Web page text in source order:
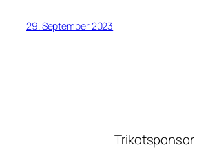
29. September 2023
Trikotsponsor